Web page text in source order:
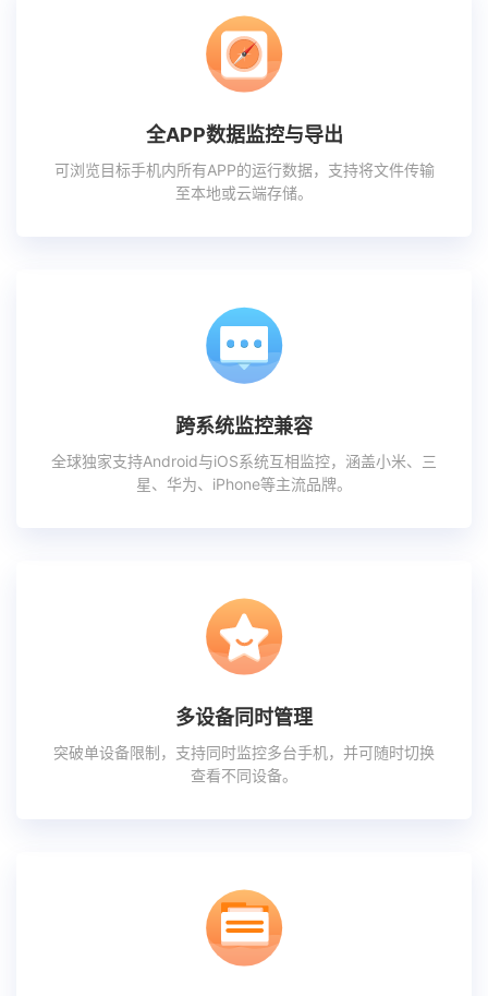
全APP数据监控与导出
可浏览目标手机内所有APP的运行数据，支持将文件传输
至本地或云端存储。
跨系统监控兼容
全球独家支持Android与iOS系统互相监控，涵盖小米、三
星、华为、iPhone等主流品牌。
多设备同时管理
突破单设备限制，支持同时监控多台手机，并可随时切换
查看不同设备。